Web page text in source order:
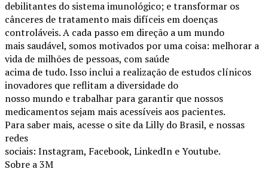
debilitantes do sistema imunológico; e transformar os
cânceres de tratamento mais difíceis em doenças
controláveis. A cada passo em direção a um mundo
mais saudável, somos motivados por uma coisa: melhorar a
vida de milhões de pessoas, com saúde
acima de tudo. Isso inclui a realização de estudos clínicos
inovadores que reflitam a diversidade do
nosso mundo e trabalhar para garantir que nossos
medicamentos sejam mais acessíveis aos pacientes.
Para saber mais, acesse o site da Lilly do Brasil, e nossas
redes
sociais: Instagram, Facebook, LinkedIn e Youtube.
Sobre a 3M